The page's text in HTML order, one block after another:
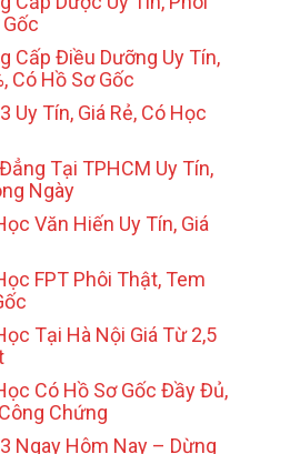
Cấp Điều Dưỡng Uy Tín,
Có Hồ Sơ Gốc
Uy Tín, Giá Rẻ, Có Học
Tại TPHCM Uy Tín,
Ngày
Văn Hiến Uy Tín, Giá
FPT Phôi Thật, Tem
Tại Hà Nội Giá Từ 2,5
Có Hồ Sơ Gốc Đầy Đủ,
Chứng
Ngay Hôm Nay – Dừng